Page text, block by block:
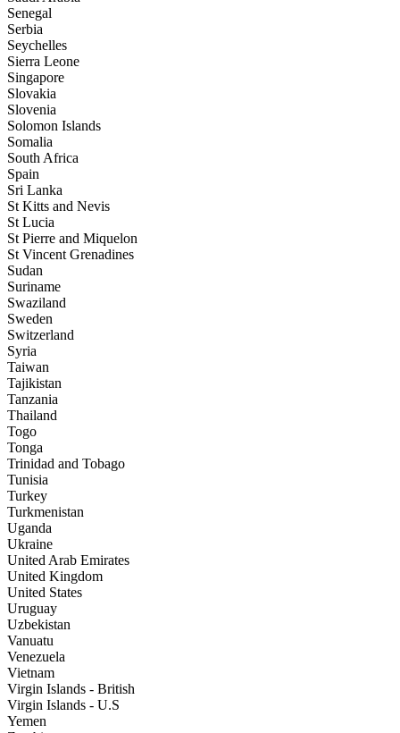
Senegal
Serbia
Seychelles
Sierra Leone
Singapore
Slovakia
Slovenia
Solomon Islands
Somalia
South Africa
Spain
Sri Lanka
St Kitts and Nevis
St Lucia
St Pierre and Miquelon
St Vincent Grenadines
Sudan
Suriname
Swaziland
Sweden
Switzerland
Syria
Taiwan
Tajikistan
Tanzania
Thailand
Togo
Tonga
Trinidad and Tobago
Tunisia
Turkey
Turkmenistan
Uganda
Ukraine
United Arab Emirates
United Kingdom
United States
Uruguay
Uzbekistan
Vanuatu
Venezuela
Vietnam
Virgin Islands - British
Virgin Islands - U.S
Yemen